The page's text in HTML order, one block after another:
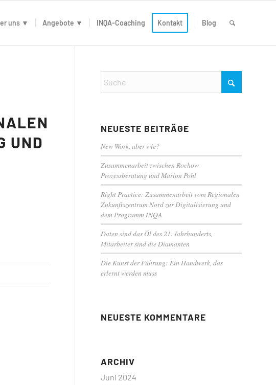
uns ▼ Angebote ▼ INQA-Coaching Kontakt Blog
UND
NEUESTE BEITRÄGE
New Work, aber wie?
Zusammenarbeit zwischen Rochow
Prozessberatung und Marion Pohl
Right Practice: Zusammenarbeit vom Regionalen
Zukunftszentrum Nord zur Digitalisierung und
dem Programm INQA
Daten sind das Öl des 21. Jahrhunderts,
Mitarbeiter sind die Diamanten
Die Kunst der Führung: Ein Handwerk, das
erlernt werden muss
NEUESTE KOMMENTARE
ARCHIV
Juni 2024